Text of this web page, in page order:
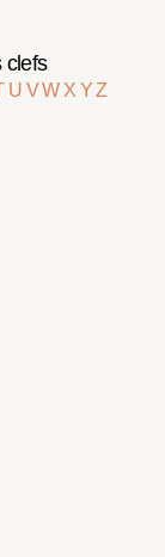
clefs
U VW X YZ